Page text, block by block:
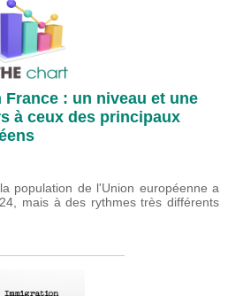
: un niveau et une
à ceux des principaux
population de l'Union européenne a
mais à des rythmes très différents